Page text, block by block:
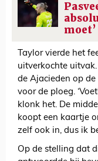
moet’
Taylor vierde het
uitverkochte
de Ajacieden op
voor de ploeg.
klonk het. De
koopt een kaartje
zelf ook in, dus ik
Op de stelling dat